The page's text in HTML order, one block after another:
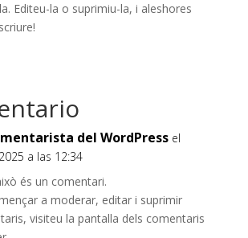
Editeu-la o suprimiu-la, i aleshores
del WordPress el
a las 12:34
és un comentari.
a moderar, editar i suprimir
visiteu la pantalla dels comentaris